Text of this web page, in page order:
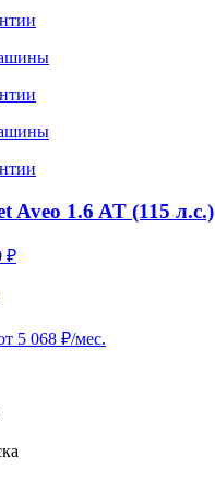
Aveo 1.6 AT (115 л.с.)
₽
5 068 ₽/мес.